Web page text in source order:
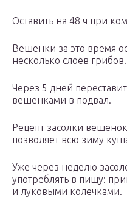
Оставить на 48 ч при
Вешенки за это время
несколько слоёв грибов.
Через 5 дней
вешенками в подвал.
Рецепт засолки
позволяет всю зиму
Уже через неделю
употреблять в пищу:
и луковыми колечками.